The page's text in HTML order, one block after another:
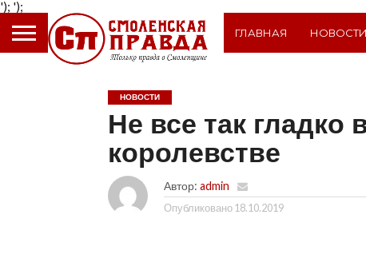
');
ГЛАВНАЯ НОВОСТИ
НОВОСТИ
Не все так гладко
королевстве
Автор: admin
Опубликовано 18.10.2019
');